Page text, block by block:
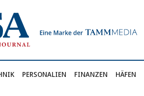
PERSONALIEN FINANZEN HÄFEN